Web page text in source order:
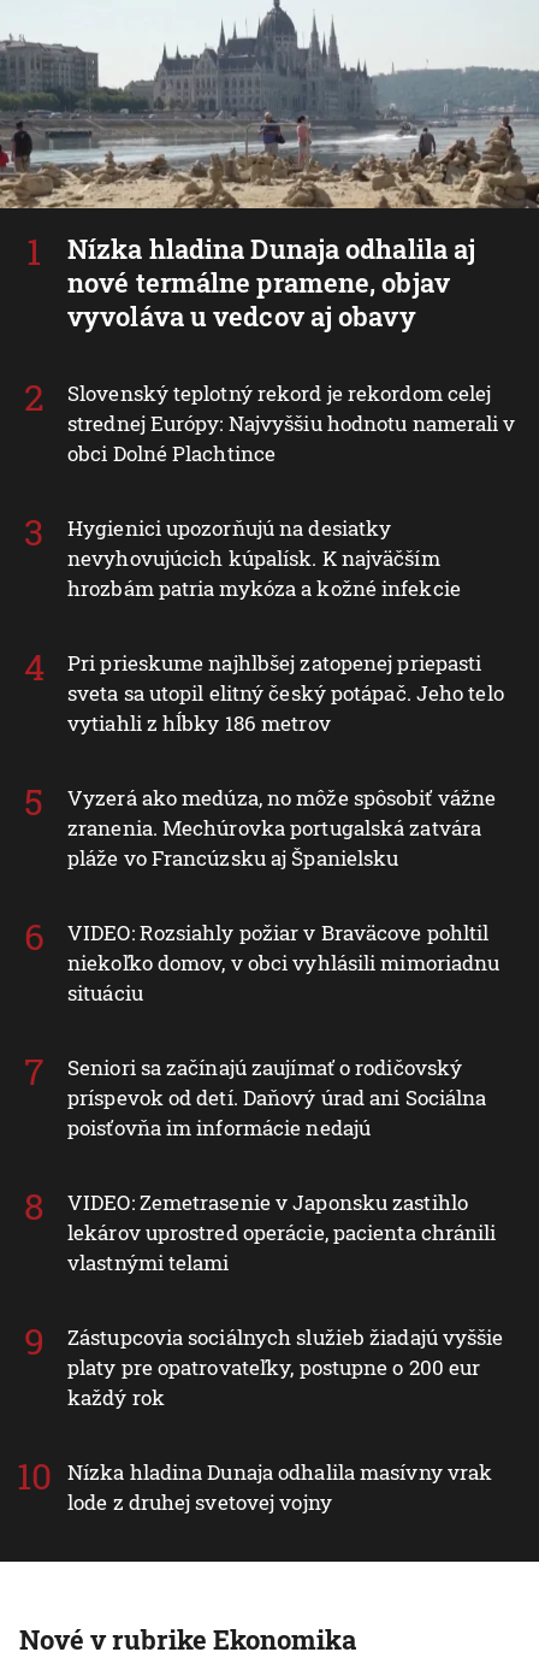
Nízka hladina Dunaja odhalila aj
nové termálne pramene, objav
vyvoláva u vedcov aj obavy
Slovenský teplotný rekord je rekordom celej
strednej Európy: Najvyššiu hodnotu namerali v
obci Dolné Plachtince
Hygienici upozorňujú na desiatky
nevyhovujúcich kúpalísk. K najväčším
hrozbám patria mykóza a kožné infekcie
Pri prieskume najhlbšej zatopenej priepasti
sveta sa utopil elitný český potápač. Jeho telo
vytiahli z hĺbky 186 metrov
Vyzerá ako medúza, no môže spôsobiť vážne
zranenia. Mechúrovka portugalská zatvára
pláže vo Francúzsku aj Španielsku
VIDEO: Rozsiahly požiar v Braväcove pohltil
niekoľko domov, v obci vyhlásili mimoriadnu
situáciu
Seniori sa začínajú zaujímať o rodičovský
príspevok od detí. Daňový úrad ani Sociálna
poisťovňa im informácie nedajú
VIDEO: Zemetrasenie v Japonsku zastihlo
lekárov uprostred operácie, pacienta chránili
vlastnými telami
Zástupcovia sociálnych služieb žiadajú vyššie
platy pre opatrovateľky, postupne o 200 eur
každý rok
Nízka hladina Dunaja odhalila masívny vrak
lode z druhej svetovej vojny
Nové v rubrike Ekonomika